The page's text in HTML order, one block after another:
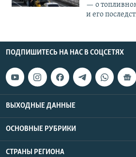
— о
и его
ПОДПИШИТЕСЬ НА НАС В СОЦСЕТЯХ
ВЫХОДНЫЕ ДАННЫЕ
ОСНОВНЫЕ РУБРИКИ
СТРАНЫ РЕГИОНА